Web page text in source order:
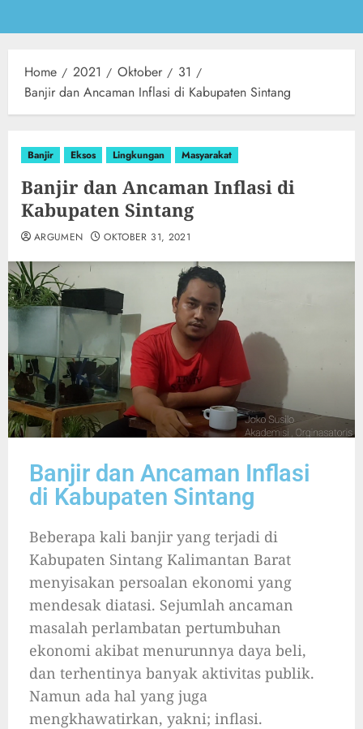
Home 2021 Oktober
31
Banjir dan Ancaman Inflasi di Kabupaten Sintang
Banjir Eksos Lingkungan Masyarakat
Banjir dan Ancaman Inflasi di
Kabupaten Sintang
ARGUMEN OKTOBER 31, 2021
Banjir dan Ancaman Inflasi
di Kabupaten Sintang
Beberapa kali banjir yang terjadi di
Kabupaten Sintang Kalimantan Barat
menyisakan persoalan ekonomi yang
mendesak diatasi. Sejumlah ancaman
masalah perlambatan pertumbuhan
ekonomi akibat menurunnya daya beli,
dan terhentinya banyak aktivitas publik.
Namun ada hal yang juga
mengkhawatirkan, yakni; inflasi.